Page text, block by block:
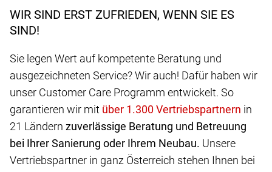
WIR SIND ERST ZUFRIEDEN, WENN SIE ES
SIND!
Sie legen Wert auf kompetente Beratung und
ausgezeichneten Service? Wir auch! Dafür haben wir
unser Customer Care Programm entwickelt. So
garantieren wir mit
in
21 Ländern zuverlässige Beratung und Betreuung
bei Ihrer Sanierung oder Ihrem Neubau. Unsere
Vertriebspartner in ganz Österreich stehen Ihnen bei